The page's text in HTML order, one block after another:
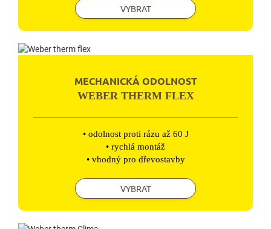
VYBRAT
MECHANICKÁ ODOLNOST
WEBER THERM FLEX
• odolnost proti rázu až 60 J
• rychlá montáž
• vhodný pro dřevostavby
VYBRAT